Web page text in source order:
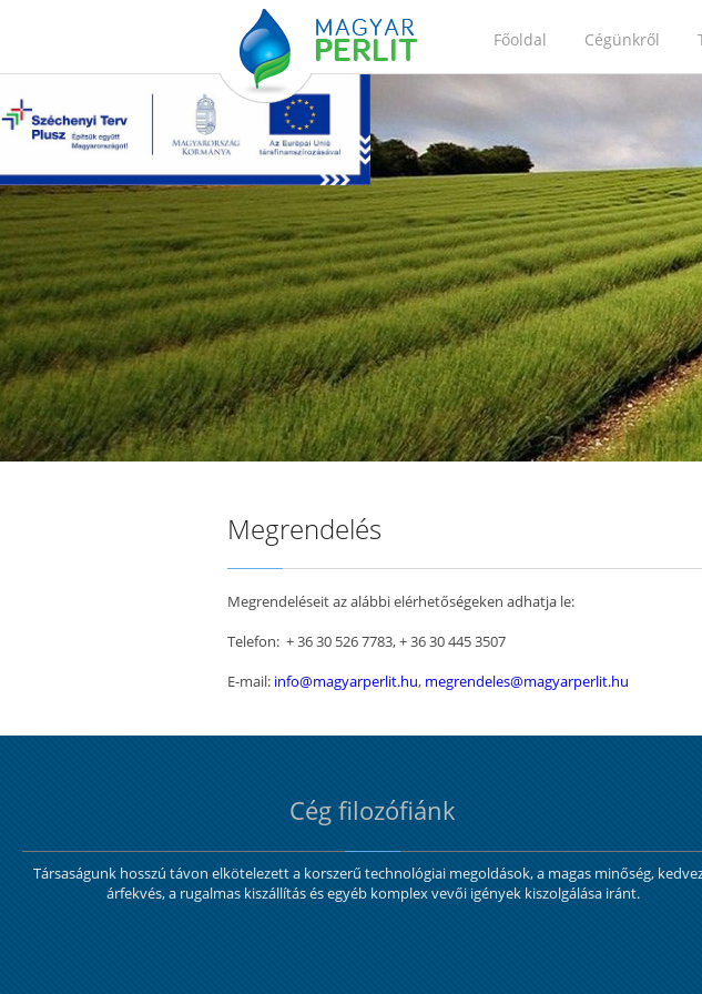
Főoldal Cégünkről
Megrendelés
Megrendeléseit az alábbi elérhetőségeken adhatja le:
Telefon: + 36 30 526 7783,+ 36 30 445 3507
E-mail: info@magyarperlit.hu, megrendeles@magyarperlit.hu
Cég filozófiánk
Társaságunk hosszú távon elkötelezett a korszerű technológiai megoldások, a magas minőség,
árfekvés, a rugalmas kiszállítás és egyéb komplex vevői igények kiszolgálása iránt.